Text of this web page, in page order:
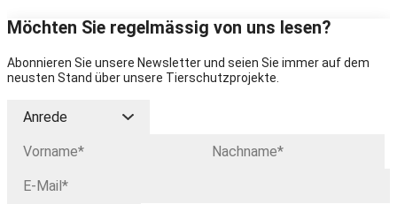
Möchten Sie regelmässig von uns lesen?
Abonnieren Sie unsere Newsletter und seien Sie immer auf dem
neusten Stand über unsere Tierschutzprojekte.